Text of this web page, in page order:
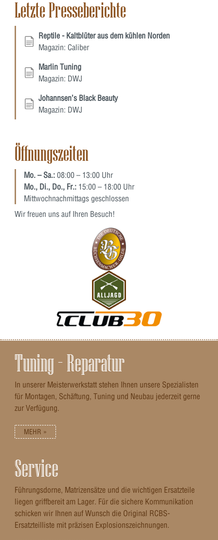
Letzte Presseberichte
Reptile - Kaltblüter aus dem kühlen Norden
Magazin: Caliber
Marlin Tuning
Magazin: DWJ
Johannsen’s Black Beauty
Magazin: DWJ
Öffnungszeiten
Mo. – Sa.: 08:00 – 13:00 Uhr
Mo., Di., Do., Fr.: 15:00 – 18:00 Uhr
Mittwochnachmittags geschlossen
Wir freuen uns auf Ihren Besuch!
Tuning – Reparatur
In unserer Meisterwerkstatt stehen Ihnen unsere Spezialisten
für Montagen, Schäftung, Tuning und Neubau jederzeit gerne
zur Verfügung.
MEHR »
Service
Führungsdorne, Matrizensätze und die wichtigen Ersatzteile
liegen griffbereit am Lager. Für die sichere Kommunikation
schicken wir Ihnen auf Wunsch die Original RCBS-
Ersatzteilliste mit präzisen Explosionszeichnungen.